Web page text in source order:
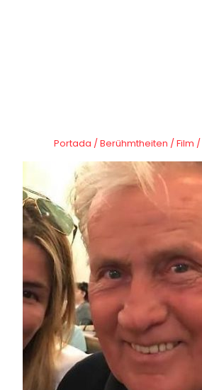
Portada /Berühmtheiten /Film /